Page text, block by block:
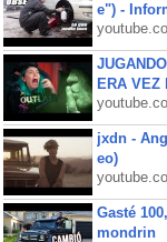
e") -
ERA
jxdn -
eo)
Gasté
mondrin